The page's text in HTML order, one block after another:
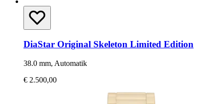
DiaStar Original Skeleton Limited Edition
38.0 mm, Automatik
€ 2.500,00